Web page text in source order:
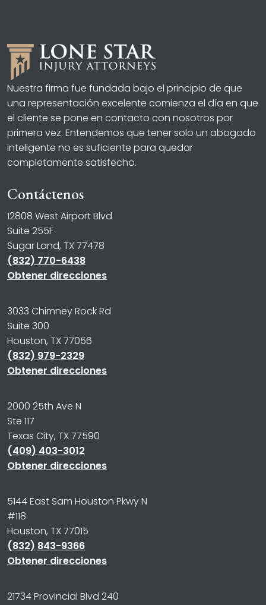
Nuestra firma fue fundada bajo el principio de que
una representación excelente comienza el día en que
el cliente se pone en contacto con nosotros por
primera vez. Entendemos que tener solo un abogado
inteligente no es suficiente para quedar
completamente satisfecho.
Contáctenos
12808 West Airport Blvd
Suite 255F
Sugar Land, TX 77478
(832) 770-6438
Obtener direcciones
3033 Chimney Rock Rd
Suite 300
Houston, TX 77056
(832) 979-2329
Obtener direcciones
2000 25th Ave N
Ste 117
Texas City, TX 77590
(409) 403-3012
Obtener direcciones
5144 East Sam Houston Pkwy N
#118
Houston, TX 77015
(832) 843-9366
Obtener direcciones
21734 Provincial Blvd 240